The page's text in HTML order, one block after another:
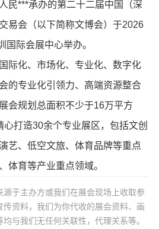
民***承办的第二十二届中国（深
易会（以下简称文博会）于2026
国际会展中心举办。
际化、市场化、专业化、数字化
的专业化引领力、高端资源整合
会规划总面积不少于16万平方
打造30余个专业展区，包括文创
艺、低空文旅、体育品牌等重点
体育等产业重点领域。
源于主办方或我们在展会现场上收取参
资料，我们为你代收的展会资料、画
与我们无任何关联性，代理关系等。